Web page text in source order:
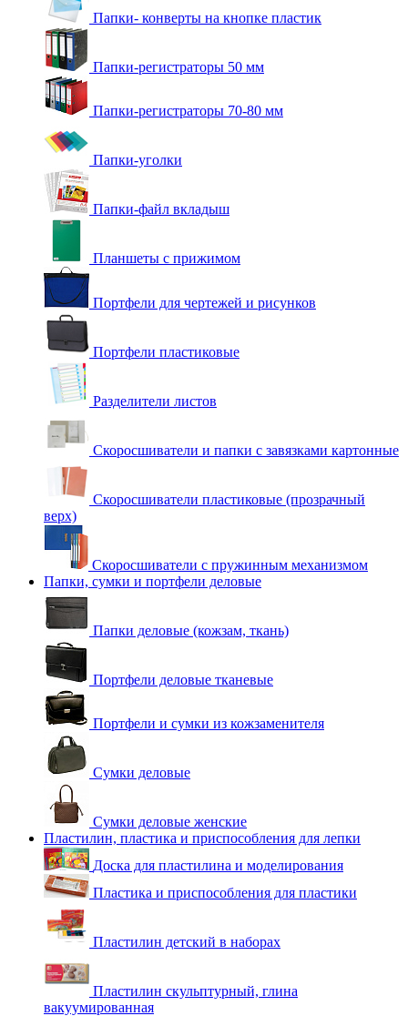
Папки- конверты на кнопке пластик
Папки-регистраторы 50 мм
Папки-регистраторы 70-80 мм
Папки-уголки
Папки-файл вкладыш
Планшеты с прижимом
Портфели для чертежей и рисунков
Портфели пластиковые
Разделители листов
Скоросшиватели и папки с завязками картонные
Скоросшиватели пластиковые (прозрачный
верх)
Скоросшиватели с пружинным механизмом
Папки, сумки и портфели деловые
Папки деловые (кожзам, ткань)
Портфели деловые тканевые
Портфели и сумки из кожзаменителя
Сумки деловые
Сумки деловые женские
Пластилин, пластика и приспособления для лепки
Доска для пластилина и моделирования
Пластика и приспособления для пластики
Пластилин детский в наборах
Пластилин скульптурный, глина
вакуумированная